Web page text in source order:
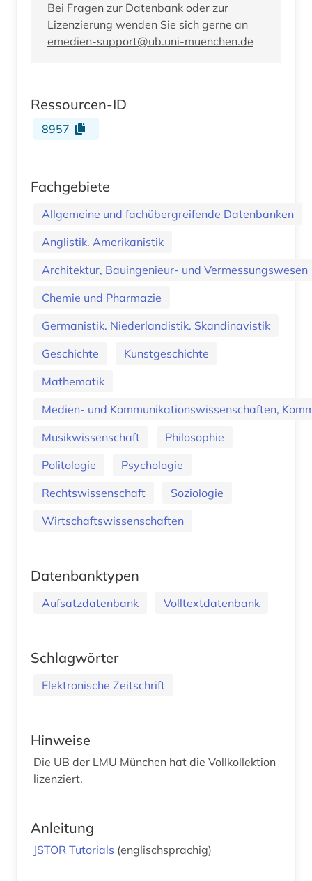
Bei Fragen zur Datenbank oder zur
Lizenzierung wenden Sie sich gerne an
emedien-support@ub.uni-muenchen.de
Ressourcen-ID
8957
Fachgebiete
Allgemeine und fachübergreifende Datenbanken
Anglistik. Amerikanistik
Architektur, Bauingenieur- und Vermessungswesen
Chemie und Pharmazie
Germanistik. Niederlandistik. Skandinavistik
Geschichte
Kunstgeschichte
Mathematik
Medien- und Kommunikationswissenschaften,
Musikwissenschaft
Philosophie
Politologie
Psychologie
Rechtswissenschaft
Soziologie
Wirtschaftswissenschaften
Datenbanktypen
Aufsatzdatenbank Volltextdatenbank
Schlagwörter
Elektronische Zeitschrift
Hinweise
Die UB der LMU München hat die Vollkollektion
lizenziert.
Anleitung
JSTOR Tutorials (englischsprachig)